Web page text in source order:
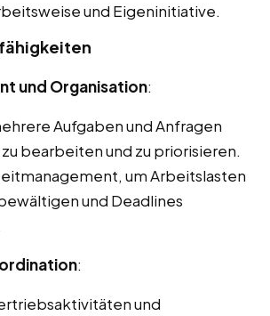
und Eigeninitiative.
und Organisation:
Aufgaben und Anfragen
bearbeiten und zu priorisieren.
um Arbeitslasten
und Deadlines
:
und